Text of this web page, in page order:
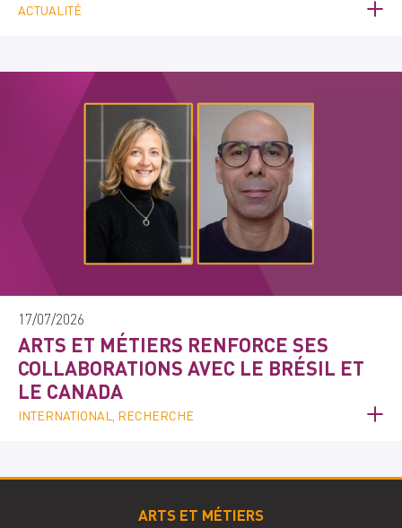
ACTUALITÉ
17/07/2026
ARTS ET MÉTIERS RENFORCE SES
COLLABORATIONS AVEC LE BRÉSIL ET
LE CANADA
INTERNATIONAL, RECHERCHE
ARTS ET MÉTIERS